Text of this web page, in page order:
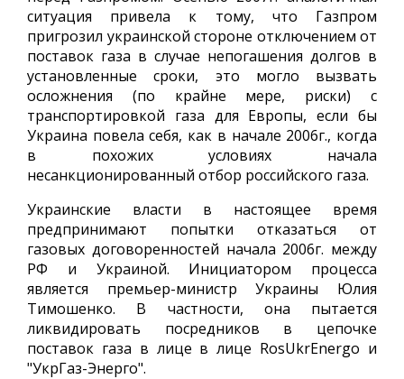
ситуация привела к тому, что Газпром
пригрозил украинской стороне отключением от
поставок газа в случае непогашения долгов в
установленные сроки, это могло вызвать
осложнения (по крайне мере, риски) с
транспортировкой газа для Европы, если бы
Украина повела себя, как в начале 2006г., когда
в похожих условиях начала
несанкционированный отбор российского газа.
Украинские власти в настоящее время
предпринимают попытки отказаться от
газовых договоренностей начала 2006г. между
РФ и Украиной. Инициатором процесса
является премьер-министр Украины Юлия
Тимошенко. В частности, она пытается
ликвидировать посредников в цепочке
поставок газа в лице в лице RosUkrEnergo и
"УкрГаз-Энерго".